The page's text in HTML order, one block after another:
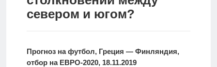
севером и югом?
Прогноз на футбол, Греция — Финляндия,
отбор на ЕВРО-2020, 18.11.2019